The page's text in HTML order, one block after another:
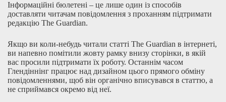
Інформаційні бюлетені – це лише один із способів
доставляти читачам повідомлення з проханням підтримати
редакцію The Guardian.
Якщо ви коли-небудь читали статті The Guardian в інтернеті,
ви напевно помітили жовту рамку внизу сторінки, в якій
вас просили підтримати їх роботу. Останнім часом
Глендіннінг працює над дизайном цього прямого обміну
повідомленнями, щоб він органічно вписувався в статтю, а
не сприймався окремо від неї.